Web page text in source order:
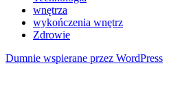
wnętrza
wykończenia wnętrz
Zdrowie
Dumnie wspierane przez WordPress